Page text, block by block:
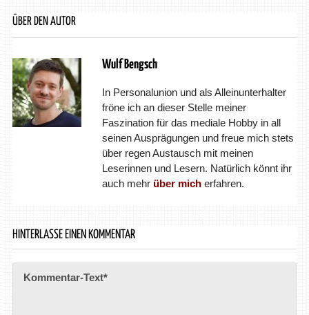
ÜBER DEN AUTOR
Wulf Bengsch
In Personalunion und als Alleinunterhalter
fröne ich an dieser Stelle meiner
Faszination für das mediale Hobby in all
seinen Ausprägungen und freue mich stets
über regen Austausch mit meinen
Leserinnen und Lesern. Natürlich könnt ihr
auch mehr über micherfahren.
HINTERLASSE EINEN KOMMENTAR